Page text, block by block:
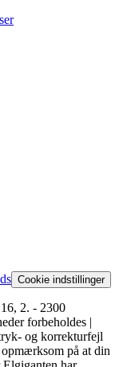
Cookie indstillinger
2. - 2300
forbeholdes |
og korrekturfejl
på at din